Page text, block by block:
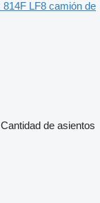
LF8 camión de
Cantidad de asientos